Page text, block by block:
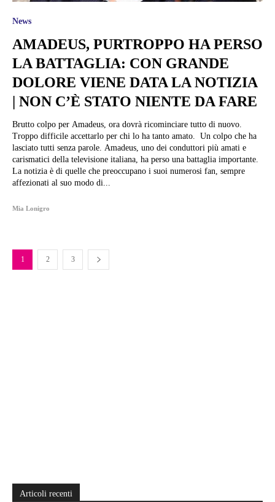
News
AMADEUS, PURTROPPO HA PERSO
LA BATTAGLIA: CON GRANDE
DOLORE VIENE DATA LA NOTIZIA
| NON C’È STATO NIENTE DA FARE
Brutto colpo per Amadeus, ora dovrà ricominciare tutto di nuovo.
Troppo difficile accettarlo per chi lo ha tanto amato. Un colpo che ha
lasciato tutti senza parole. Amadeus, uno dei conduttori più amati e
carismatici della televisione italiana, ha perso una battaglia importante.
La notizia è di quelle che preoccupano i suoi numerosi fan, sempre
affezionati al suo modo di...
Mia Lonigro
1 2 3
Articoli recenti